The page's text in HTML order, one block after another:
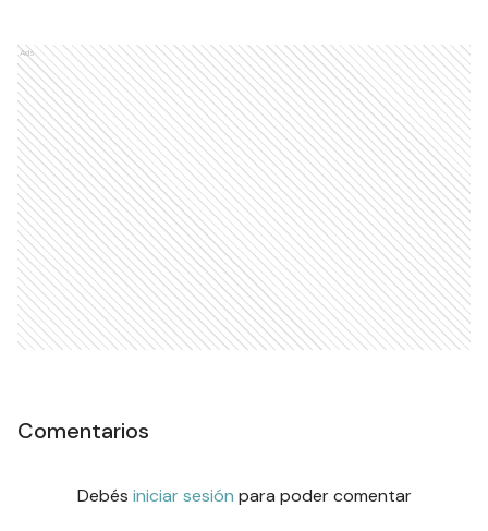
Ads
Comentarios
Debés iniciar sesión para poder comentar